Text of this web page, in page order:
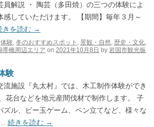
員解説 ・ 陶芸（多田焼）の三つの体験によ
感していただけます。 【期間】毎年３月～
きを読む →
体験, 冬のおすすめスポット , 景観・自然, 歴史・文化,
帯橋周辺エリア on 2021年10月8日 by 岩国市観光振
験
流施設『丸太村』では、木工制作体験ができ
花台などを地元産間伐材で制作します。 子
ズル、ビー玉ゲーム、ペン立てなど、様々な
続きを読む →